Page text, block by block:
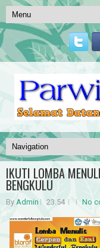
IKUTI LOMBA
BENGKULU
By Admin 23.54
No